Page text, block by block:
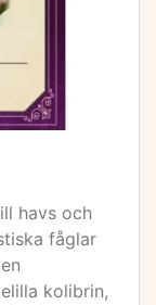
havs och
fåglar
kolibrin,